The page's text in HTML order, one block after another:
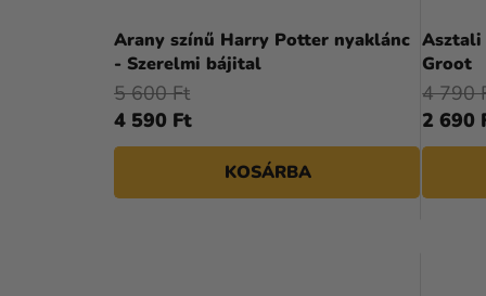
Arany színű Harry Potter nyaklánc
- Szerelmi bájital
4 590 Ft
5 600 Ft
KOSÁRBA
Asztali
Groot
2 690
4 790